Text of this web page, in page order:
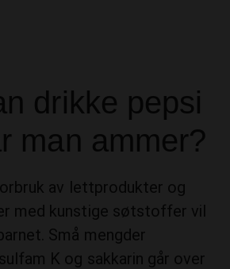
drikke pepsi
man ammer?
av lettprodukter og
med kunstige søtstoffer vil
Små mengder
K og sakkarin går over